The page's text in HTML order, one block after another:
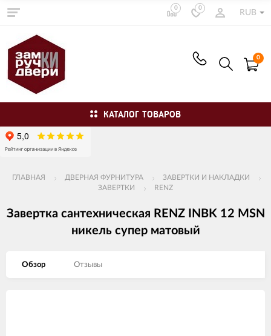
0 0
RUB
0
КАТАЛОГ ТОВАРОВ
ГЛАВНАЯ ДВЕРНАЯ ФУРНИТУРА
ЗАВЕРТКИ И НАКЛАДКИ
ЗАВЕРТКИ
RENZ
Завертка сантехническая RENZ INBK 12 MSN
никель супер матовый
Обзор Отзывы